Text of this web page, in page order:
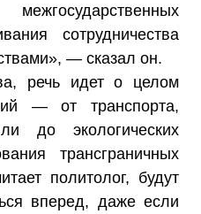
сотрудничества
— сказал он.
речь идет о целом
— от транспорта,
до экологических
трансграничных
политолог, будут
вперед, даже если